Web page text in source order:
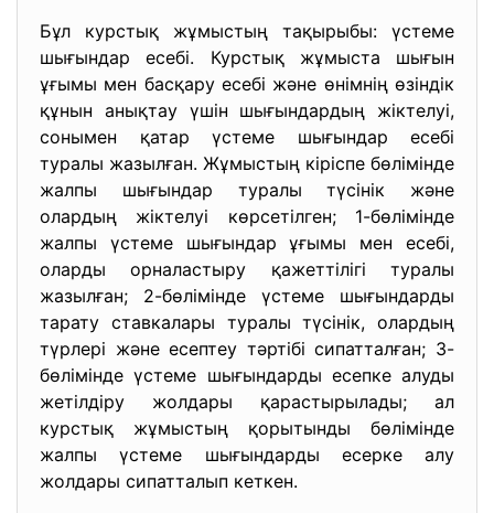
Бұл курстық жұмыстың тақырыбы: үстеме
шығындар есебі. Курстық жұмыста шығын
ұғымы мен басқару есебі және өнімнің өзіндік
құнын анықтау үшін шығындардың жіктелуі,
сонымен қатар үстеме шығындар есебі
туралы жазылған. Жұмыстың кіріспе бөлімінде
жалпы шығындар туралы түсінік және
олардың жіктелуі көрсетілген; 1-бөлімінде
жалпы үстеме шығындар ұғымы мен есебі,
оларды орналастыру қажеттілігі туралы
жазылған; 2-бөлімінде үстеме шығындарды
тарату ставкалары туралы түсінік, олардың
түрлері және есептеу тәртібі сипатталған; 3-
бөлімінде үстеме шығындарды есепке алуды
жетілдіру жолдары қарастырылады; ал
курстық жұмыстың қорытынды бөлімінде
жалпы үстеме шығындарды есерке алу
жолдары сипатталып кеткен.